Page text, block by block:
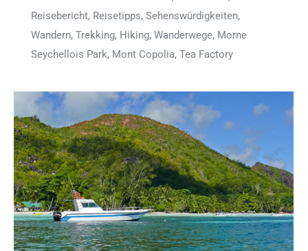
Reisebericht, Reisetipps, Sehenswürdigkeiten,
Wandern, Trekking, Hiking, Wanderwege, Morne
Seychellois Park, Mont Copolia, Tea Factory